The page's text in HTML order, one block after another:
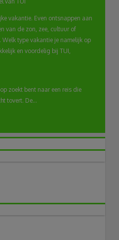
vakantie. Even ontsnappen aan
van de zon, zee, cultuur of
Welk type vakantie je namelijk op
en voordelig bij TUI,
zoekt bent naar een reis die
tovert. De...